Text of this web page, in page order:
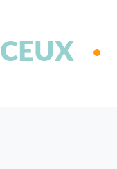
CEUX